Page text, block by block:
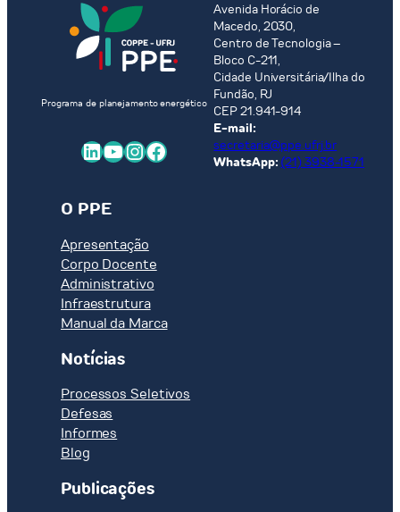
Programa de planejamento energético
LinkedIn Youtube InstagramFacebook
Avenida Horácio de
Macedo, 2030,
Centro de Tecnologia –
Bloco C-211,
Cidade Universitária/Ilha do
Fundão, RJ
CEP 21.941-914
E-mail:
secretaria@ppe.ufrj.br
WhatsApp: (21) 3938-1571
O PPE
Apresentação
Corpo Docente
Administrativo
Infraestrutura
Manual da Marca
Notícias
Processos Seletivos
Defesas
Informes
Blog
Publicações